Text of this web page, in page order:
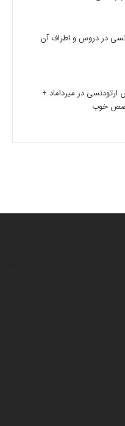
در دروس و اطراف آن
در میرداماد +
خوب